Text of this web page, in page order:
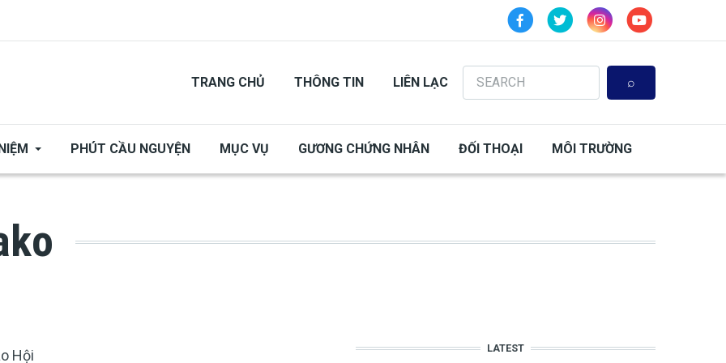
TRANG CHỦ THÔNG TIN LIÊN LẠC
Search
PHÚT CẦU NGUYỆN MỤC VỤ GƯƠNG CHỨNG NHÂN ĐỐI THOẠI MÔI TRƯỜNG
Hội LATEST